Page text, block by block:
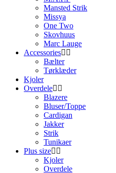
Mansted Strik
Missya
One Two
Skovhuus
Marc Lauge
Accessories
Bælter
Tørklæder
Kjoler
Overdele
Blazere
Bluser/Toppe
Cardigan
Jakker
Strik
Tunikaer
Plus size
Kjoler
Overdele